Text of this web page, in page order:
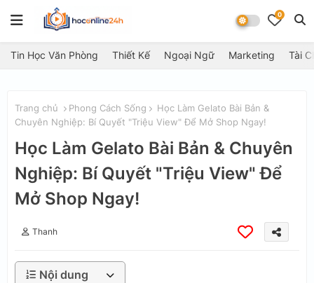
0
Tin Học Văn Phòng Thiết Kế Ngoại Ngữ Marketing Tài
Trang chủ Phong Cách Sống
Học Làm Gelato Bài Bản &
Chuyên Nghiệp: Bí Quyết "Triệu View" Để Mở Shop Ngay!
Học Làm Gelato Bài Bản & Chuyên
Nghiệp: Bí Quyết "Triệu View" Để
Mở Shop Ngay!
Thanh
Nội dung